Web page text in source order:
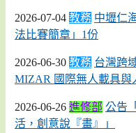
2026-07-04 教務 中壢仁
法比賽簡章」1份
2026-06-30 教務 台灣跨
MIZAR 國際無人載具與
2026-06-26 進修部 公告
活，創意說『畫』」